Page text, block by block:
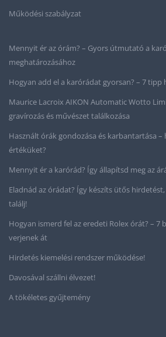
Működési szabályzat
Mennyit ér az órám? – Gyors útmutató a
meghatározásához
Hogyan add el a karórádat gyorsan? – 7 tipp
Maurice Lacroix AIKON Automatic Wotto
gravírozás és művészet találkozása
Használt órák gondozása és karbantartása –
értéküket?
Mennyit ér a karórád? Így állapítsd meg az
Eladnád az órádat? Így készíts ütős
találj!
Hogyan ismerd fel az eredeti Rolex órát? – 7
verjenek át
Hirdetés kiemelési rendszer működése!
Davosával szállni élvezet!
A tökéletes gyűjtemény